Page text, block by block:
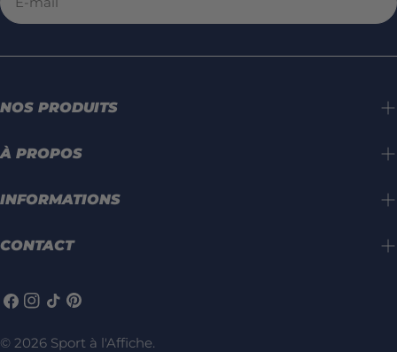
mail
NOS PRODUITS
À PROPOS
INFORMATIONS
CONTACT
Facebook
Instagram
TIC Pinterest
© 2026 Sport à l'Affiche.